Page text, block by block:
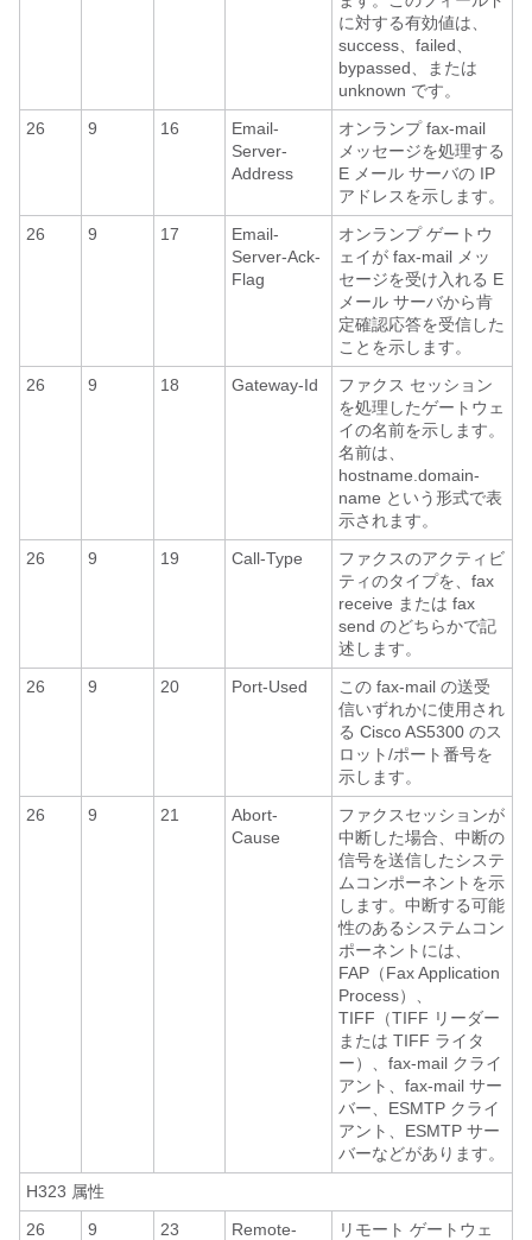
に対する有効値は、
success、failed、
bypassed、または
unknown です。
26
9 16
Email-
Server-
Address
オンランプ fax-mail
メッセージを処理する
E メール サーバの IP
アドレスを示します。
26
9 17
Email-
Server-Ack-
Flag
オンランプ ゲートウ
ェイが fax-mail メッ
セージを受け入れる E
メール サーバから肯
定確認応答を受信した
ことを示します。
26
9 18 Gateway-Id
ファクス セッション
を処理したゲートウェ
イの名前を示します。
名前は、
hostname.domain-
name という形式で表
示されます。
26
9 19 Call-Type
ファクスのアクティビ
ティのタイプを、fax
receive または fax
send のどちらかで記
述します。
26
9 20 Port-Used
この fax-mail の送受
信いずれかに使用され
る Cisco AS5300 のス
ロット/ポート番号を
示します。
26
9 21
Abort-
Cause
ファクスセッションが
中断した場合、中断の
信号を送信したシステ
ムコンポーネントを示
します。中断する可能
性のあるシステムコン
ポーネントには、
FAP（Fax Application
Process）、
TIFF（TIFF リーダー
または TIFF ライタ
ー）、fax-mail クライ
アント、fax-mail サー
バー、ESMTP クライ
アント、ESMTP サー
バーなどがあります。
H323 属性
26
9 23
Remote-
リモート ゲートウェ